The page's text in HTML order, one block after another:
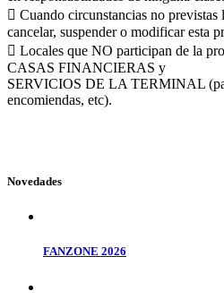
 Cuando circunstancias no
cancelar, suspender o modificar esta
 Locales que NO participan de la
CASAS FINANCIERAS y
SERVICIOS DE LA TERMINAL
encomiendas, etc).
Novedades
FANZONE 2026